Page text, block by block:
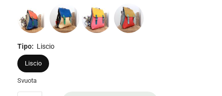
Tipo: Liscio
Liscio
Svuota